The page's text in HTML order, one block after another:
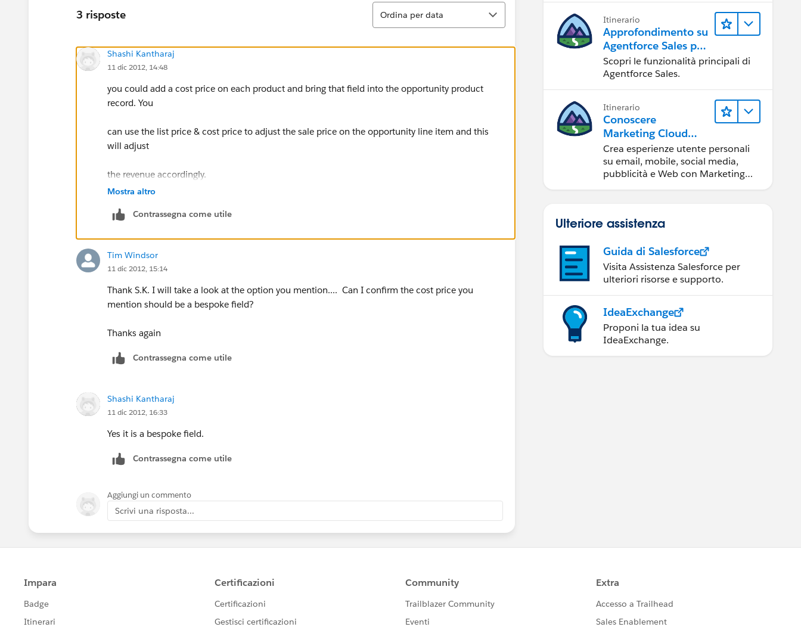
3 risposte
Ordina
Ordina per data
Shashi Kantharaj
11 dic 2012, 14:48
you could add a cost price on each product and bring that field into the opportunity product
record. You
can use the list price & cost price to adjust the sale price on the opportunity line item and this
will adjust
the revenue accordingly.
Mostra altro
Contrassegna come utile
Tim Windsor
11 dic 2012, 15:14
Thank S.K. I will take a look at the option you mention.... Can I confirm the cost price you
mention should be a bespoke field?
Thanks again
Contrassegna come utile
Shashi Kantharaj
11 dic 2012, 16:33
Yes it is a bespoke field.
Contrassegna come utile
Aggiungi un commento
Scrivi una risposta...
Itinerario
Approfondimento su
Agentforce Sales per
gli amministratori
Scopri le funzionalità principali di
Agentforce Sales.
Itinerario
Conoscere
Marketing Cloud
Engagement
Crea esperienze utente personali
su email, mobile, social media,
pubblicità e Web con Marketing
Ulteriore assistenza
Guida di Salesforce
Visita Assistenza Salesforce per
ulteriori risorse e supporto.
IdeaExchange
Proponi la tua idea su
IdeaExchange.